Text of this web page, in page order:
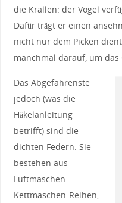
die Krallen: der Vogel
Dafür trägt er einen
nicht nur dem Picken
manchmal darauf, um
Das Abgefahrenste
jedoch (was die
Häkelanleitung
betrifft) sind die
dichten Federn. Sie
bestehen aus
Luftmaschen-
Kettmaschen-Reihen,